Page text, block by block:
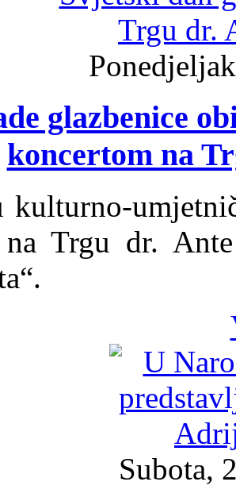
glazbenice
koncertom na
kulturno-
Trgu dr.
Subota,